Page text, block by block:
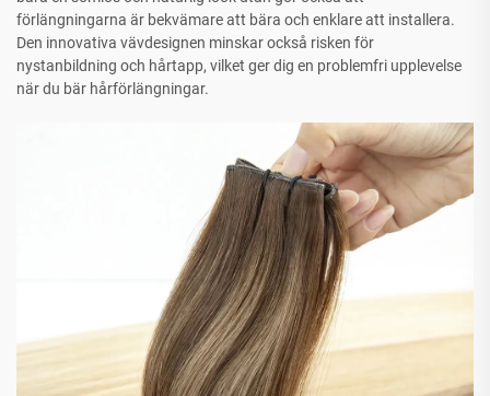
förlängningarna är bekvämare att bära och enklare att installera.
Den innovativa vävdesignen minskar också risken för
nystanbildning och hårtapp, vilket ger dig en problemfri upplevelse
när du bär hårförlängningar.